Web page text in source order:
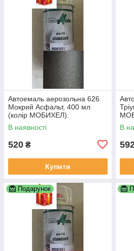
Автоемаль аерозольна 626
Мокрий Асфальт, 400 мл
(колір МОБИХЕЛ).
В наявності
520 ₴
Купити
В
Подарунок